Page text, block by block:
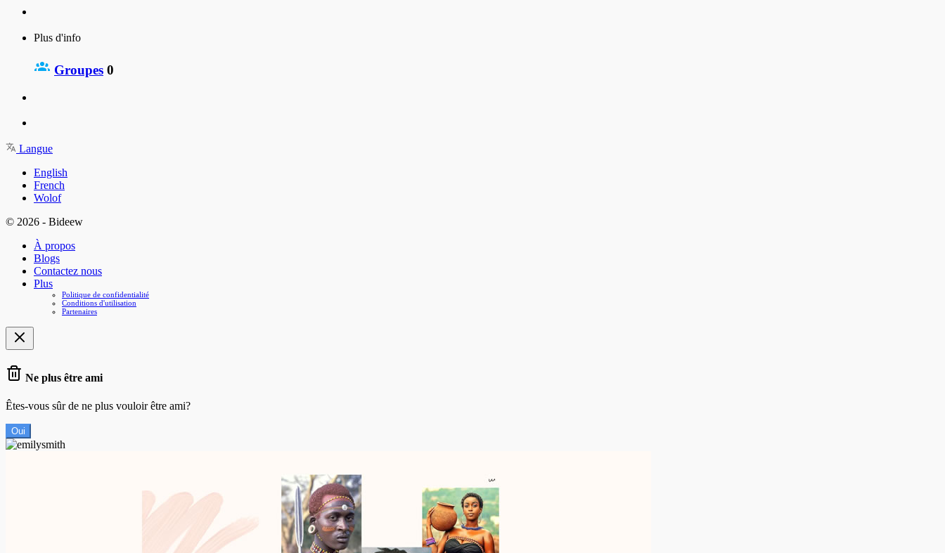
Plus d'info
Groupes 0
Langue
English
French
Wolof
© 2026 - Bideew
À propos
Blogs
Contactez nous
Plus
Politique de confidentialité
Conditions d'utilisation
Partenaires
Ne plus être ami
Êtes-vous sûr de ne plus vouloir être ami?
Oui